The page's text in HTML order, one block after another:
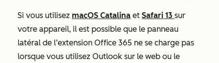
Si vous utilisez macOS Catalina et Safari 13 sur
votre appareil, il est possible que le panneau
latéral de l’extension Office 365 ne se charge pas
lorsque vous utilisez Outlook sur le web ou le